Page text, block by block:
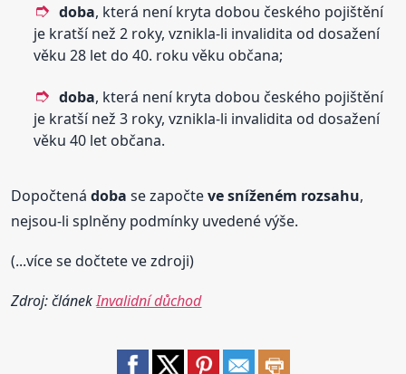
doba, která není kryta dobou českého pojištění
je kratší než 2 roky, vznikla-li invalidita od dosažení
věku 28 let do 40. roku věku občana;
doba, která není kryta dobou českého pojištění
je kratší než 3 roky, vznikla-li invalidita od dosažení
věku 40 let občana.
Dopočtenádoba se započteve sníženém rozsahu,
nejsou-li splněny podmínky uvedené výše.
(...více se dočtete ve zdroji)
Zdroj: článekInvalidní důchod